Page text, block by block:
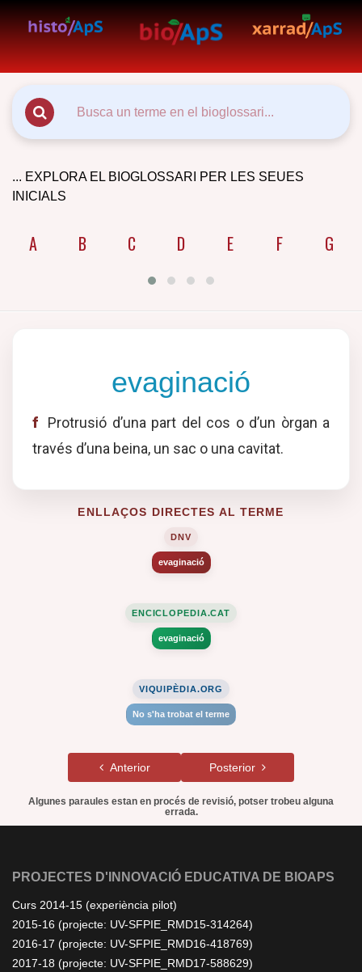
... EXPLORA EL BIOGLOSSARI PER LES SEUES
INICIALS
A B C D E F G
evaginació
f
Protrusió d’una part del cos o d’un òrgan a
través d’una beina, un sac o una cavitat.
ENLLAÇOS DIRECTES AL TERME
DNV
evaginació
ENCICLOPEDIA.CAT
evaginació
VIQUIPÈDIA.ORG
No s'ha trobat el terme
Anterior Posterior
Algunes paraules estan en procés de revisió, potser trobeu alguna
errada.
PROJECTES D'INNOVACIÓ EDUCATIVA DE BIOAPS
Curs 2014-15 (experiència pilot)
2015-16 (projecte: UV-SFPIE_RMD15-314264)
2016-17 (projecte: UV-SFPIE_RMD16-418769)
2017-18 (projecte: UV-SFPIE_RMD17-588629)